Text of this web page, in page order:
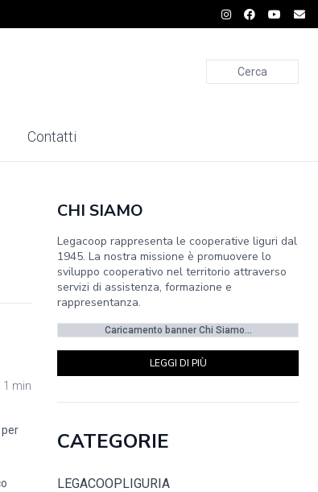
Cerca
Contatti
1 min
per
CHI SIAMO
Legacoop rappresenta le cooperative liguri dal
1945. La nostra missione è promuovere lo
sviluppo cooperativo nel territorio attraverso
servizi di assistenza, formazione e
rappresentanza.
Caricamento banner Chi Siamo...
LEGGI DI PIÙ
CATEGORIE
LEGACOOPLIGURIA